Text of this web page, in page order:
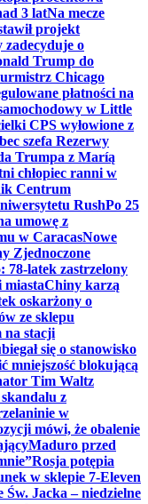
3 latNa mecze
projekt
zadecyduje o
Trump do
Chicago
płatności na
w Little
CPS wyłowione z
szefa Rezerwy
Trumpa z Maríą
chłopiec ranni w
Centrum
RushPo 25
umowę z
w CaracasNowe
Zjednoczone
78-latek zastrzelony
miastaChiny karzą
oskarżony o
ze sklepu
na stacji
się o stanowisko
mniejszość blokującą
Tim Waltz
z
w
mówi, że obalenie
Maduro przed
Rosja potępia
w sklepie 7-Eleven
Św. Jacka – niedzielne